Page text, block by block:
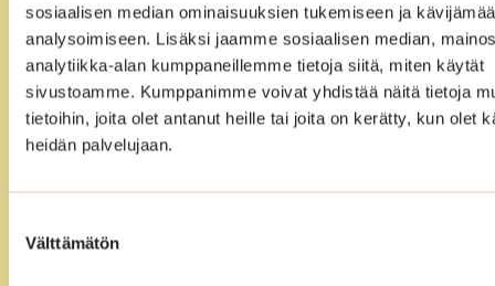
sosiaalisen median ominaisuuksien tukemiseen ja
analysoimiseen. Lisäksi jaamme sosiaalisen median,
analytiikka-alan kumppaneillemme tietoja siitä, miten käytät
sivustoamme. Kumppanimme voivat yhdistää näitä tietoja
tietoihin, joita olet antanut heille tai joita on kerätty, kun olet
heidän palvelujaan.
valinta
Välttämätön
me hoidamme loput. Meidän
ammattitaitoiset ja koulutetut siivoojat
varmistavat, että tilat ovat siivouksen
jälkeen puhtaat, edustavat ja täysin
käyttövalmiit.